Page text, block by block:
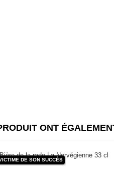
ONT
DE SON SUCCÈS